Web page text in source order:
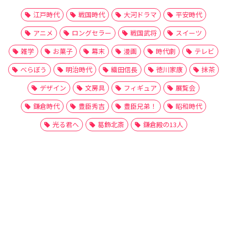
江戸時代 戦国時代 大河ドラマ
平安時代
アニメ
ロングセラー 戦国武将
スイーツ
雑学
お菓子 幕末 漫画 時代劇
テレビ
べらぼう
明治時代 織田信長 徳川家康
抹茶
デザイン
文房具 フィギュア
展覧会
鎌倉時代
豊臣秀吉 豊臣兄弟！
昭和時代
光る君へ
葛飾北斎 鎌倉殿の13人